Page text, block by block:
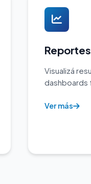
Visualizá
dashboards
Ver más